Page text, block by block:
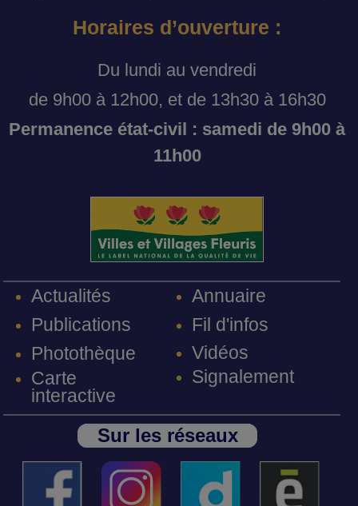
Horaires d’ouverture :
Du lundi au vendredi
de 9h00 à 12h00, et de 13h30 à 16h30
Permanence état-civil : samedi de 9h00 à
11h00
Actualités
Publications
Photothèque
Carte
interactive
Annuaire
Fil d'infos
Vidéos
Signalement
Sur les réseaux